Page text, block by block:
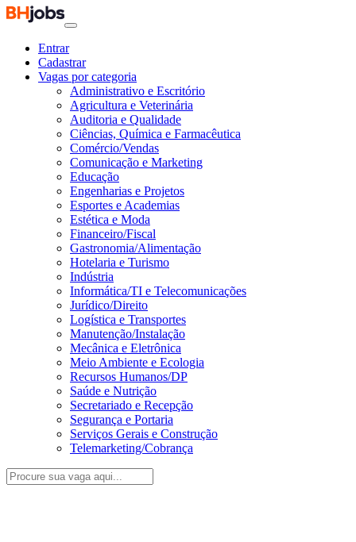
Entrar
Cadastrar
Vagas por categoria
Administrativo e Escritório
Agricultura e Veterinária
Auditoria e Qualidade
Ciências, Química e Farmacêutica
Comércio/Vendas
Comunicação e Marketing
Educação
Engenharias e Projetos
Esportes e Academias
Estética e Moda
Financeiro/Fiscal
Gastronomia/Alimentação
Hotelaria e Turismo
Indústria
Informática/TI e Telecomunicações
Jurídico/Direito
Logística e Transportes
Manutenção/Instalação
Mecânica e Eletrônica
Meio Ambiente e Ecologia
Recursos Humanos/DP
Saúde e Nutrição
Secretariado e Recepção
Segurança e Portaria
Serviços Gerais e Construção
Telemarketing/Cobrança